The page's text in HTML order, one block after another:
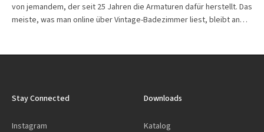
von jemandem, der seit 25 Jahren die Armaturen dafür herstellt. Das
meiste, was man online über Vintage-Badezimmer liest, bleibt an…
Stay Connected
Instagram
Downloads
Katalog